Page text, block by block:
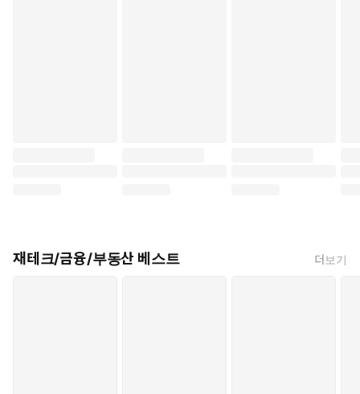
재테크/금융/부동산 베스트 더보기